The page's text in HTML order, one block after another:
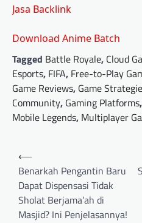
Jasa Backlink
Download Anime Batch
Tagged Battle Royale, Cloud
Esports, FIFA, Free-to-Play
Game Reviews, Game
Community, Gaming Platforms,
Mobile Legends, Multiplayer
Post
navigation
⟵
Benarkah Pengantin Baru
Dapat Dispensasi Tidak
Sholat Berjama’ah di
Masjid? Ini Penjelasannya!